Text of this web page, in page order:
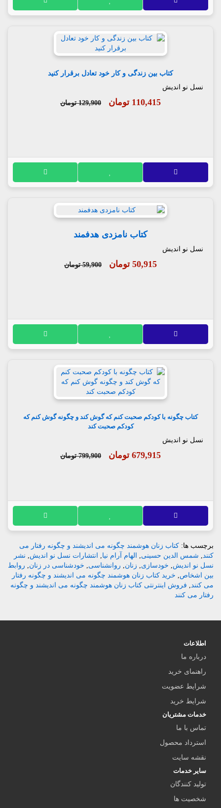
کتاب بین زندگی و کار خود تعادل برقرار کنید
نسل نو اندیش
110,415 تومان 129,900 تومان
کتاب نامزدی هدفمند
نسل نو اندیش
50,915 تومان 59,900 تومان
کتاب چگونه با کودکم صحبت کنم که گوش کند و چگونه گوش کنم که
کودکم صحبت کند
نسل نو اندیش
679,915 تومان 799,900 تومان
برچسب ها: کتاب زنان هوشمند چگونه می اندیشند و چگونه رفتار می
کنند
شمس الدین حسینی الهام آرام نیا انتشارات نسل نو اندیش
نشر
نسل نو اندیش
خودسازی زنان روانشناسی خودشناسی در زنان
روابط
بین اشخاص
خرید کتاب زنان هوشمند چگونه می اندیشند و چگونه رفتار
می کنند
فروش اینترنتی کتاب زنان هوشمند چگونه می اندیشند و چگونه
رفتار می کنند
اطلاعات
درباره ما
راهنمای خرید
شرایط عضویت
شرایط خرید
خدمات مشتریان
تماس با ما
استرداد محصول
نقشه سایت
سایر خدمات
تولید کنندگان
شخصیت ها